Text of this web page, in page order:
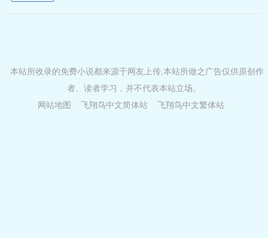
本站所收录的免费小说都来源于网友上传,本站所做之广告仅供原创作
者、读者学习，并不代表本站立场。
网站地图
飞翔鸟中文简体站 飞翔鸟中文繁体站